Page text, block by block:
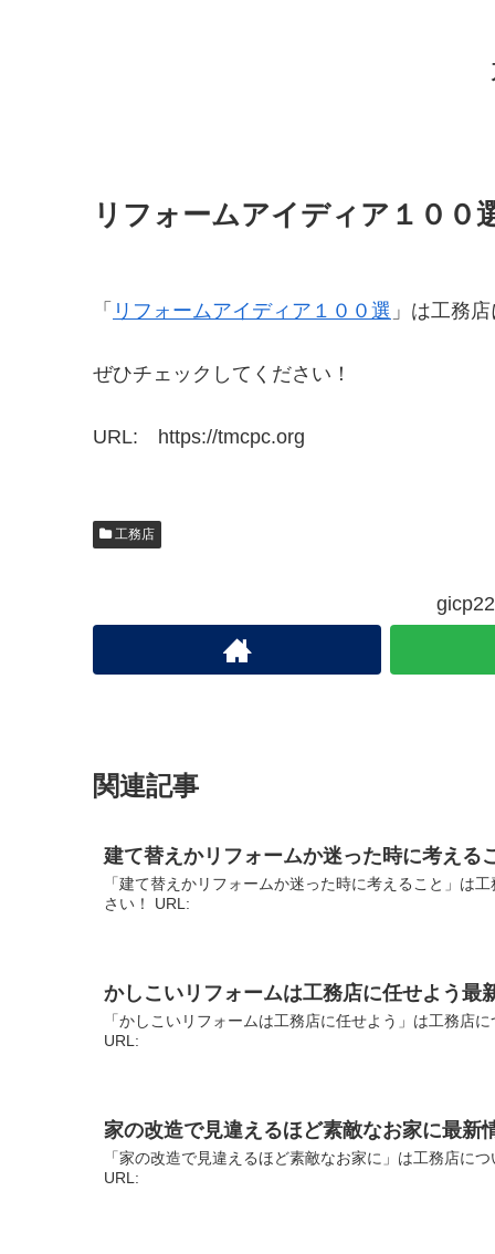
リフォームアイディア１００
「 リフォームアイディア１００選 」は工務
ぜひチェックしてください！
URL: https://tmcpc.org
工務店
関連記事
建て替えかリフォームか迷った時に考える
「建て替えかリフォームか迷った時に考えること」は
さい！ URL:
かしこいリフォームは工務店に任せよう最
「かしこいリフォームは工務店に任せよう」は工務店
URL:
家の改造で見違えるほど素敵なお家に最新
「家の改造で見違えるほど素敵なお家に」は工務店に
URL: